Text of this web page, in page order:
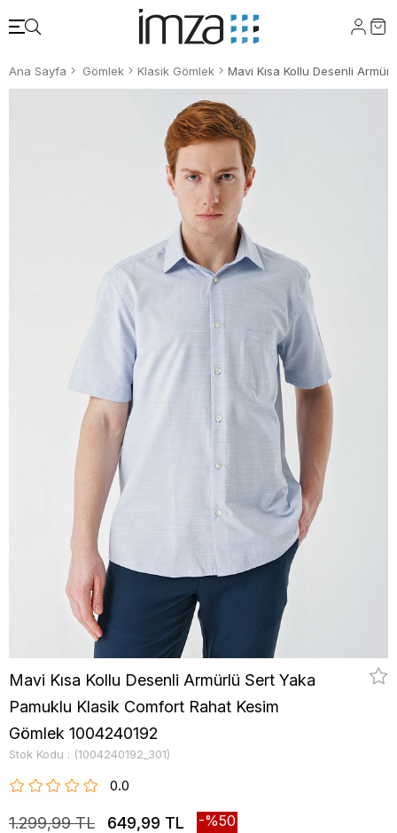
Ana Sayfa Gömlek Klasik Gömlek
Mavi Kısa Kollu Desenli Armürlü Sert Yaka
Pamuklu Klasik Comfort Rahat Kesim
Gömlek 1004240192
Stok Kodu (1004240192_301)
0.0
1.299,99 TL 649,99 TL 50